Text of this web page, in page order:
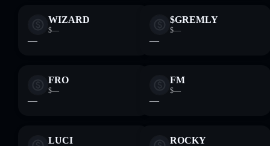
WIZARD
$—
—
$GREMLY
$—
—
FRO
$—
—
FM
$—
—
LUCI ROCKY